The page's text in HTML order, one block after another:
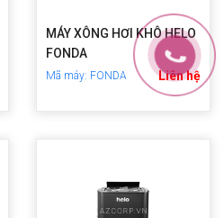
MÁY XÔNG HƠI KHÔ HELO
FONDA
Mã máy: FONDA Liên hệ